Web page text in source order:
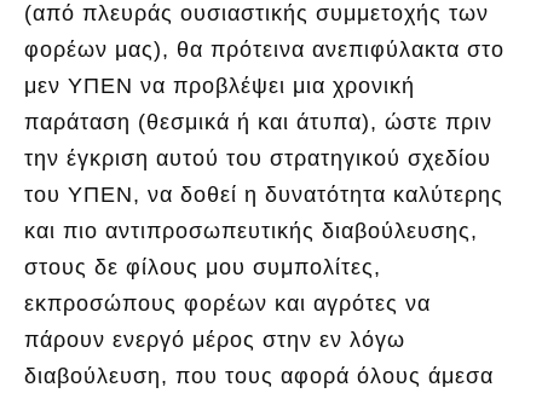
(από πλευράς ουσιαστικής συμμετοχής των
φορέων μας), θα πρότεινα ανεπιφύλακτα στο
μεν ΥΠΕΝ να προβλέψει μια χρονική
παράταση (θεσμικά ή και άτυπα), ώστε πριν
την έγκριση αυτού του στρατηγικού σχεδίου
του ΥΠΕΝ, να δοθεί η δυνατότητα καλύτερης
και πιο αντιπροσωπευτικής διαβούλευσης,
στους δε φίλους μου συμπολίτες,
εκπροσώπους φορέων και αγρότες να
πάρουν ενεργό μέρος στην εν λόγω
διαβούλευση, που τους αφορά όλους άμεσα